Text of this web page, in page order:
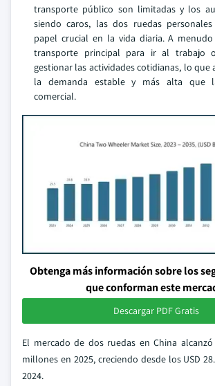
transporte público son limitadas y los
siendo caros, las dos ruedas
papel crucial en la vida diaria. A
transporte principal para ir al trabajo
gestionar las actividades cotidianas, lo que
la demanda estable y más alta que
comercial.
Obtenga más información sobre los
que conforman este
Descargar PDF Gratis
El mercado de dos ruedas en China
millones en 2025, creciendo desde los USD
2024.